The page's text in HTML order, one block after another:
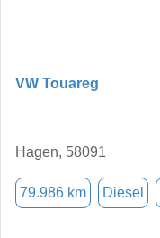
VW Touareg
Hagen, 58091
79.986 km Diesel